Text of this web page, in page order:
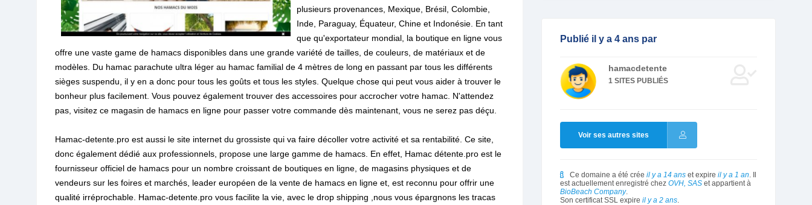
plusieurs provenances, Mexique, Brésil, Colombie,
Inde, Paraguay, Équateur, Chine et Indonésie. En tant
que qu'exportateur mondial, la boutique en ligne vous
offre une vaste game de hamacs disponibles dans une grande variété de tailles, de couleurs, de matériaux et de
modèles. Du hamac parachute ultra léger au hamac familial de 4 mètres de long en passant par tous les différents
sièges suspendu, il y en a donc pour tous les goûts et tous les styles. Quelque chose qui peut vous aider à trouver le
bonheur plus facilement. Vous pouvez également trouver des accessoires pour accrocher votre hamac. N'attendez
pas, visitez ce magasin de hamacs en ligne pour passer votre commande dès maintenant, vous ne serez pas déçu.
Hamac-detente.pro est aussi le site internet du grossiste qui va faire décoller votre activité et sa rentabilité. Ce site,
donc également dédié aux professionnels, propose une large gamme de hamacs. En effet, Hamac détente.pro est le
fournisseur officiel de hamacs pour un nombre croissant de boutiques en ligne, de magasins physiques et de
vendeurs sur les foires et marchés, leader européen de la vente de hamacs en ligne et, est reconnu pour offrir une
qualité irréprochable. Hamac-detente.pro vous facilite la vie, avec le drop shipping ,nous vous épargnons les tracas
Publié il y a 4 ans par
hamacdetente
1 SITES PUBLIÉS
Voir ses autres sites
Ce domaine a été crée il y a 14 ans et expire il y a 1 an. Il
est actuellement enregistré chez OVH, SAS et appartient à
BioBeach Company.
Son certificat SSL expire il y a 2 ans.